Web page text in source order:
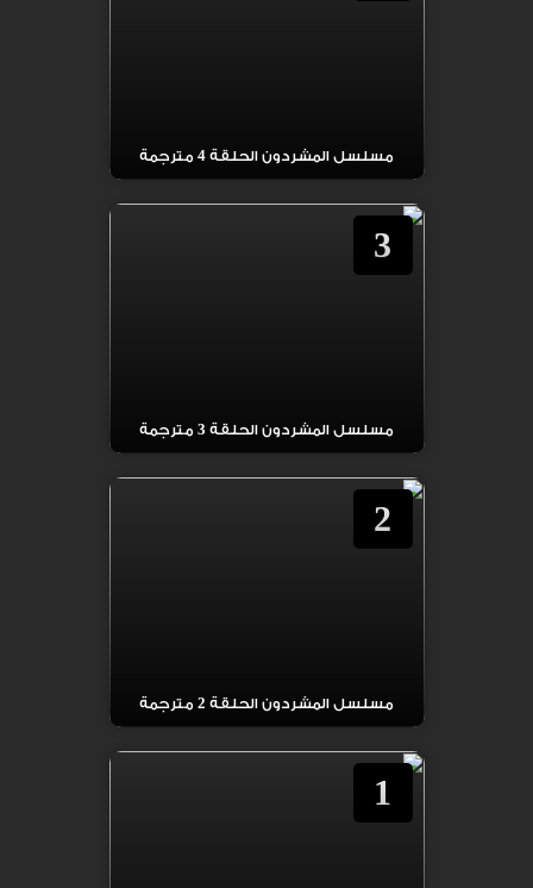
مسلسل المشردون الحلقة 4 مترجمة
3
مسلسل المشردون الحلقة 3 مترجمة
2
مسلسل المشردون الحلقة 2 مترجمة
1